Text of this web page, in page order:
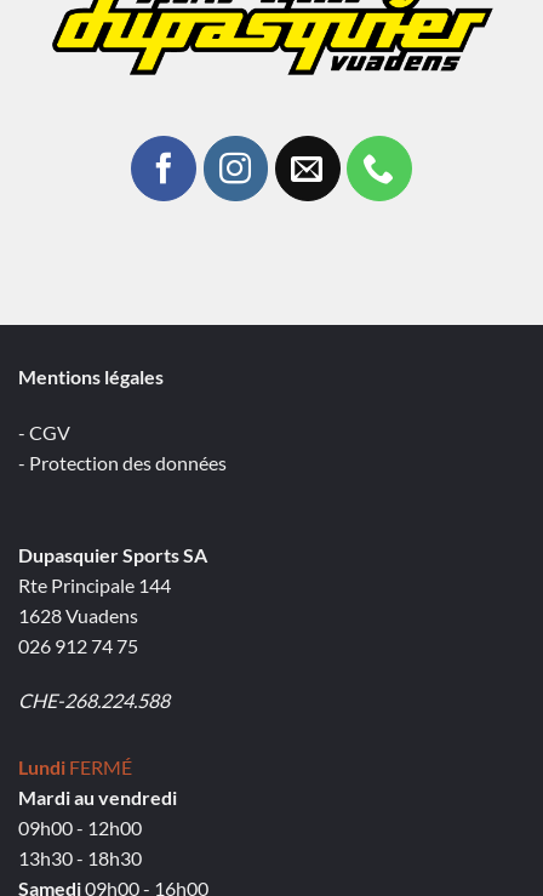
Mentions légales
- CGV
- Protection des données
Dupasquier Sports SA
Rte Principale 144
1628 Vuadens
026 912 74 75
CHE-268.224.588
Lundi FERMÉ
Mardi au vendredi
09h00 - 12h00
13h30 - 18h30
Samedi09h00 - 16h00